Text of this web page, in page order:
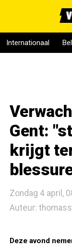
Internationaal
Gent:
krijgt
Zondag 4 april,
Auteur: thomass
Deze avond